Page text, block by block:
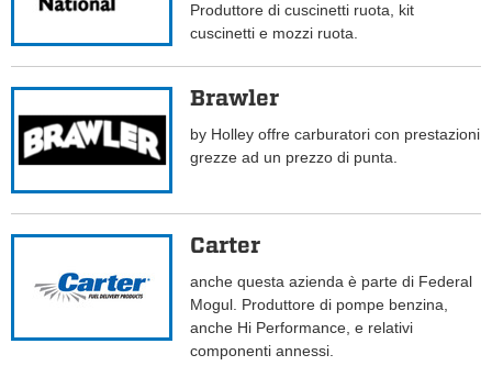
Produttore di cuscinetti ruota, kit
cuscinetti e mozzi ruota.
Brawler
by Holley offre carburatori con prestazioni
grezze ad un prezzo di punta.
Carter
anche questa azienda è parte di Federal
Mogul. Produttore di pompe benzina,
anche Hi Performance, e relativi
componenti annessi.